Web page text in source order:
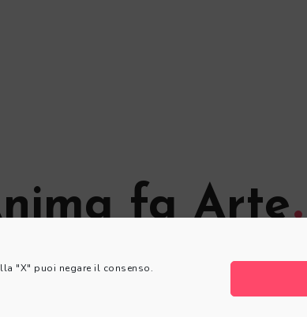
"X" puoi negare il consenso.
fa Arte
© L'Anima fa Arte